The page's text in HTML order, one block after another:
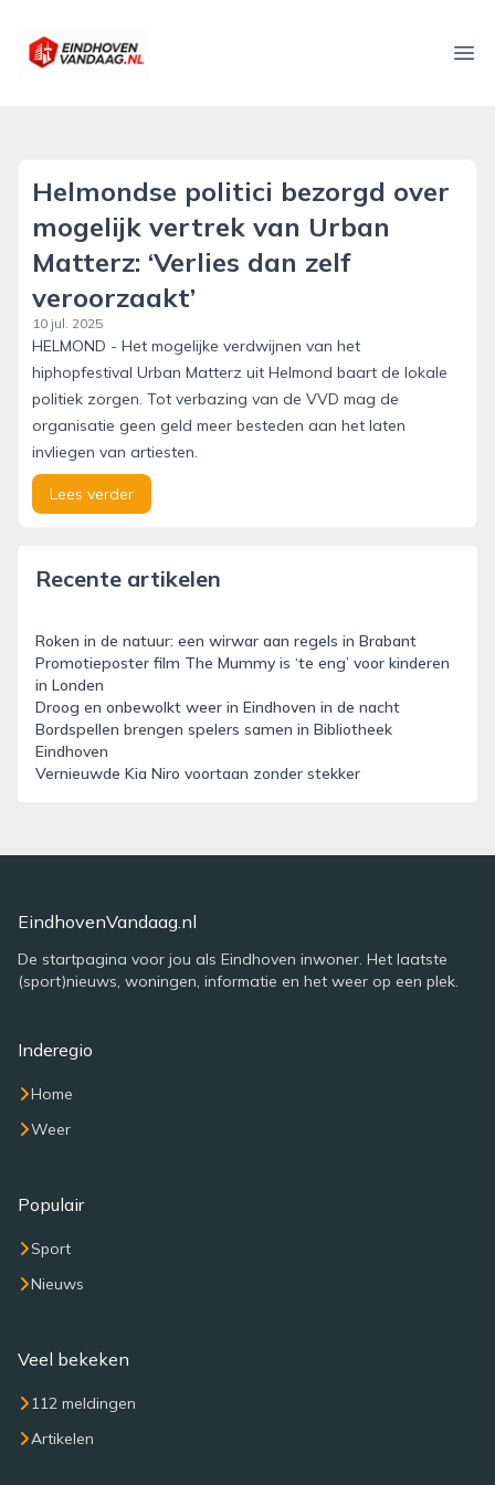
eindhovenvandaag.nl
Helmondse politici bezorgd over
mogelijk vertrek van Urban
Matterz: ‘Verlies dan zelf
veroorzaakt’
10 jul. 2025
HELMOND - Het mogelijke verdwijnen van het
hiphopfestival Urban Matterz uit Helmond baart de lokale
politiek zorgen. Tot verbazing van de VVD mag de
organisatie geen geld meer besteden aan het laten
invliegen van artiesten.
Lees verder
Recente artikelen
Roken in de natuur: een wirwar aan regels in Brabant
Promotieposter film The Mummy is ‘te eng’ voor kinderen
in Londen
Droog en onbewolkt weer in Eindhoven in de nacht
Bordspellen brengen spelers samen in Bibliotheek
Eindhoven
Vernieuwde Kia Niro voortaan zonder stekker
EindhovenVandaag.nl
De startpagina voor jou als Eindhoven inwoner. Het laatste
(sport)nieuws, woningen, informatie en het weer op een plek.
Inderegio
Home
Weer
Populair
Sport
Nieuws
Veel bekeken
112 meldingen
Artikelen